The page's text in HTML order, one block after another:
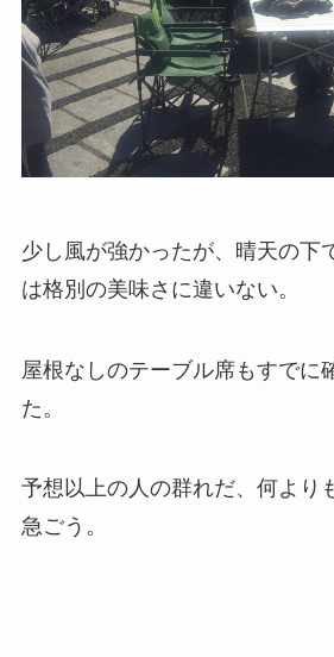
少し風が強かったが、晴天の下
は格別の美味さに違いない。
屋根なしのテーブル席もすでに
た。
予想以上の人の群れだ、何より
急ごう。